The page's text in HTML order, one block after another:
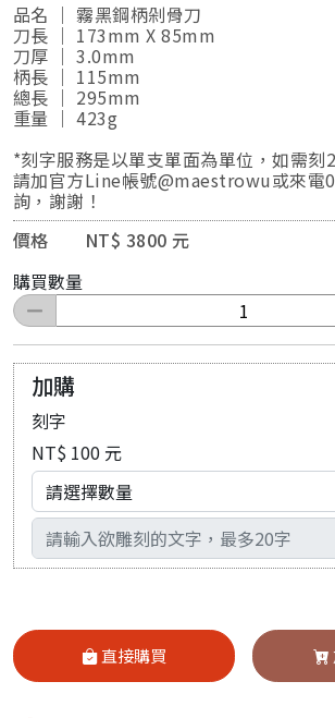
品名 ｜ 霧黑鋼柄剁骨刀
刀長 ｜ 173mm X 85mm
刀厚 ｜ 3.0mm
柄長 ｜ 115mm
總長 ｜ 295mm
重量 ｜ 423g
*刻字服務是以單支單面為單位，如需刻
請加官方Line帳號@maestrowu或來電
詢，謝謝！
價格 NT$ 3800 元
購買數量
加購
刻字
NT$ 100 元
輸入文字
直接購買